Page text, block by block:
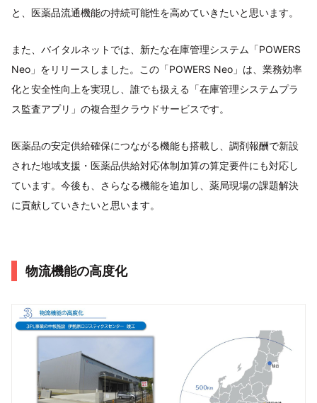
と、医薬品流通機能の持続可能性を高めていきたいと思います。
また、バイタルネットでは、新たな在庫管理システム「POWERS
Neo」をリリースしました。この「POWERS Neo」は、業務効率
化と安全性向上を実現し、誰でも扱える「在庫管理システムプラ
ス監査アプリ」の複合型クラウドサービスです。
医薬品の安定供給確保につながる機能も搭載し、調剤報酬で新設
された地域支援・医薬品供給対応体制加算の算定要件にも対応し
ています。今後も、さらなる機能を追加し、薬局現場の課題解決
に貢献していきたいと思います。
物流機能の高度化